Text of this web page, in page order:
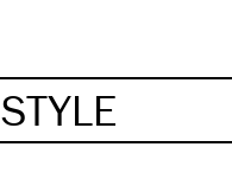
STYLE